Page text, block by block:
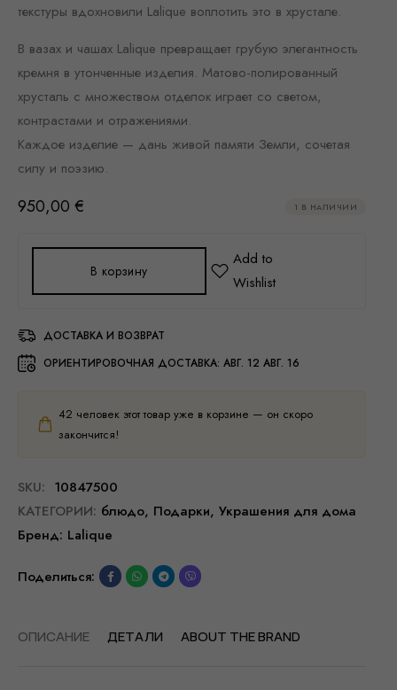
текстуры вдохновили Lalique воплотить это в хрустале.
В вазах и чашах Lalique превращает грубую элегантность
кремня в утонченные изделия. Матово-полированный
хрусталь с множеством отделок играет со светом,
контрастами и отражениями.
Каждое изделие — дань живой памяти Земли, сочетая
силу и поэзию.
950,00 € 1 В НАЛИЧИИ
В корзину
ДОСТАВКА И ВОЗВРАТ
ОРИЕНТИРОВОЧНАЯ ДОСТАВКА: АВГ. 12 АВГ. 16
42 человек этот товар уже в корзине — он скоро
закончится!
SKU: 10847500
КАТЕГОРИИ: блюдо, Подарки, Украшения для дома
Бренд: Lalique
Поделиться:
ОПИСАНИЕ ДЕТАЛИ ABOUT THE BRAND